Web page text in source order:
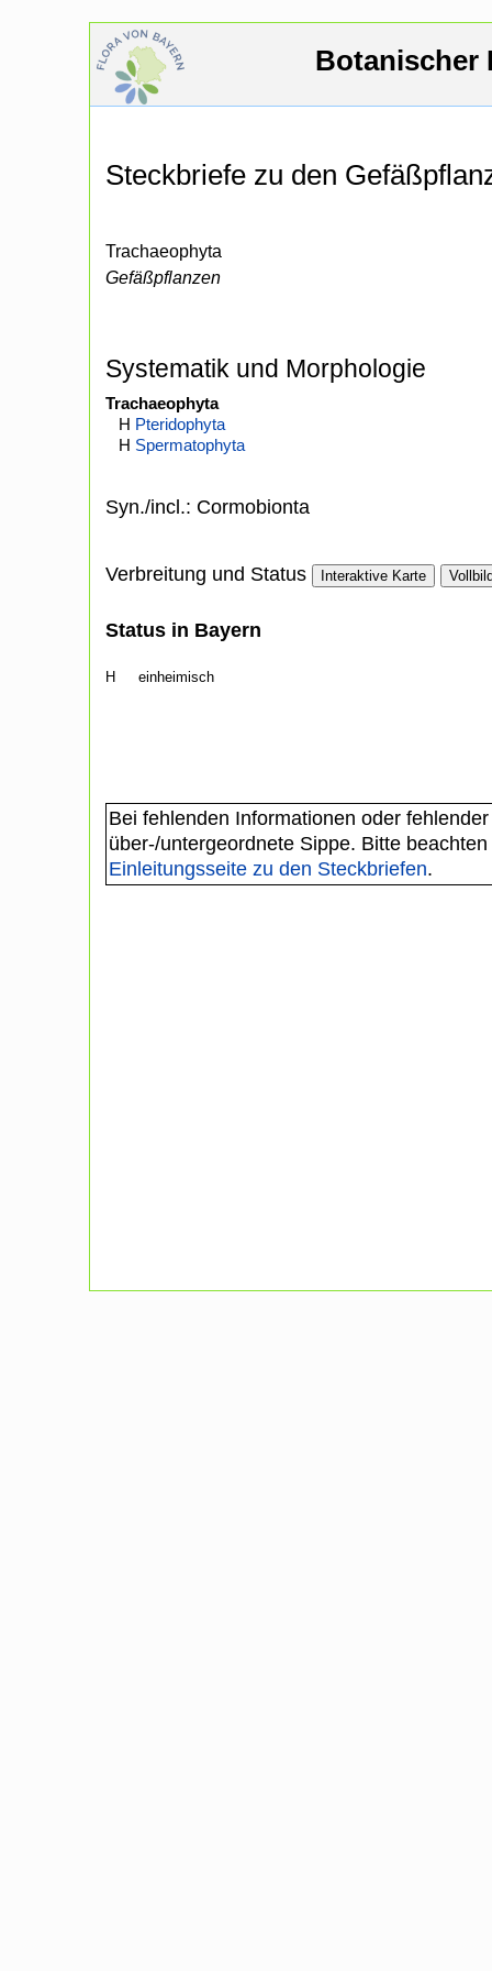
Botanischer
Steckbriefe zu den
Trachaeophyta
Gefäßpflanzen
Systematik und Morphologie
Trachaeophyta
H Pteridophyta
H Spermatophyta
Syn./incl.: Cormobionta
Verbreitung und Status Interaktive Karte
Status in Bayern
H einheimisch
Bei fehlenden Informationen oder
über-/untergeordnete Sippe. Bitte
Einleitungsseite zu den Steckbriefen.